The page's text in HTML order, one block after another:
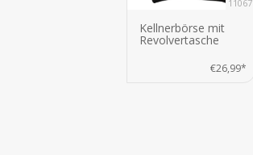
11067
Kellnerbörse mit
Revolvertasche
€26,99*